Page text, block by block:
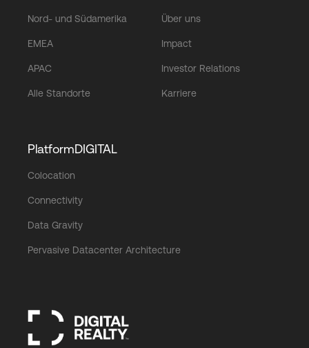
Nord- und Südamerika
EMEA
APAC
Alle Standorte
Über uns
Impact
Investor Relations
Karriere
PlatformDIGITAL
Colocation
Connectivity
Data Gravity
Pervasive Datacenter Architecture